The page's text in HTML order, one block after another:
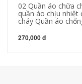
02 Quần áo chữa
quần áo chịu nhiệt
cháy Quần áo
270,000 đ